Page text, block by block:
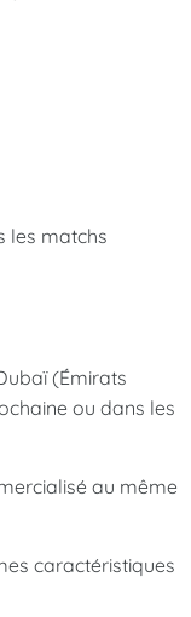
les matchs
(Émirats
ou dans les
au même
caractéristiques